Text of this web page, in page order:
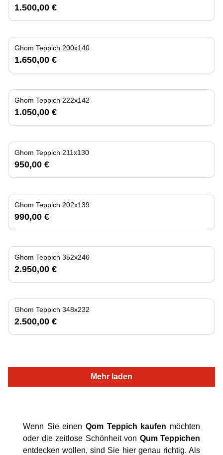
1.500,00 €
Ghom Teppich 200x140
1.650,00 €
Ghom Teppich 222x142
1.050,00 €
Ghom Teppich 211x130
950,00 €
Ghom Teppich 202x139
990,00 €
Ghom Teppich 352x246
2.950,00 €
Ghom Teppich 348x232
2.500,00 €
Mehr laden
Wenn Sie einen Qom Teppich kaufen möchten
oder die zeitlose Schönheit von Qum Teppichen
entdecken wollen, sind Sie hier genau richtig. Als